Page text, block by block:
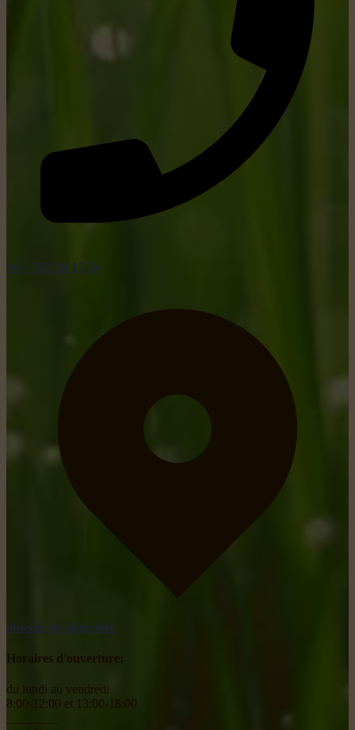
tel: +352 26 15 26
obtenir un itinéraire
Horaires d'ouverture:
du lundi au vendredi
8:00-12:00 et 13:00-18:00